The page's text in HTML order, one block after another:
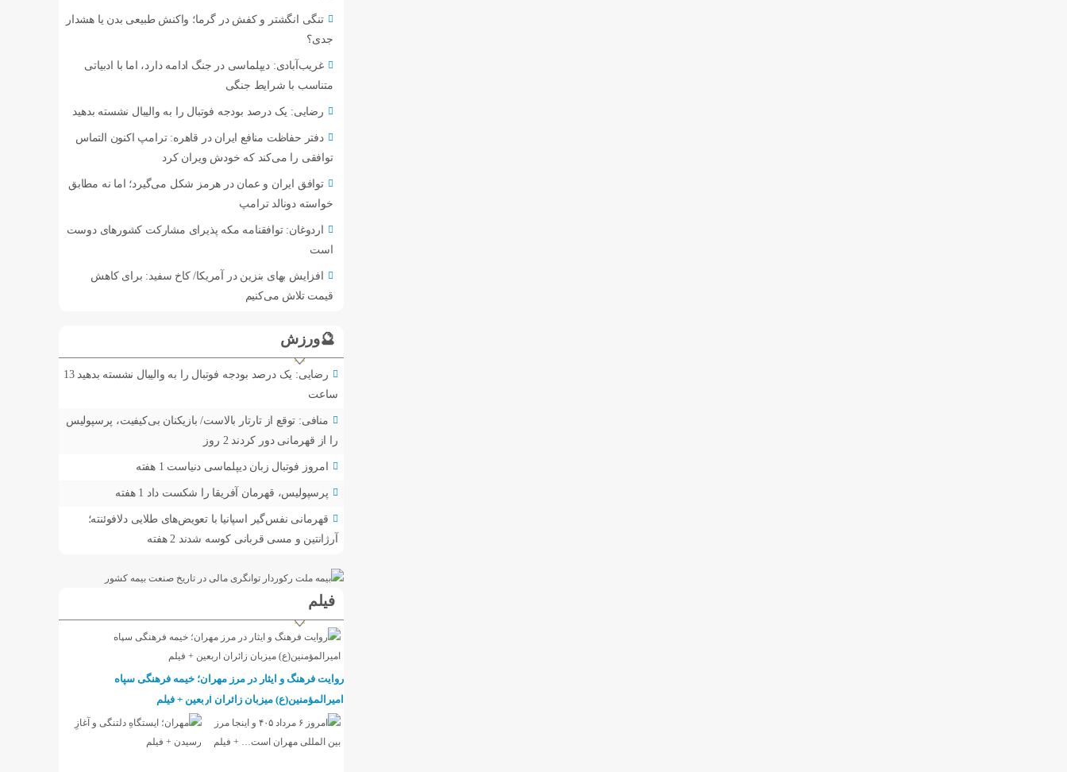
تنگی انگشتر و کفش در گرما؛ واکنش طبیعی بدن یا هشدار
جدی؟
غریب‌آبادی: دیپلماسی در جنگ ادامه دارد، اما با ادبیاتی
متناسب با شرایط جنگی
رضایی: یک درصد بودجه فوتبال را به والیبال نشسته بدهید
دفتر حفاظت منافع ایران در قاهره: ترامپ اکنون التماس
توافقی را می‌کند که خودش ویران کرد
توافق ایران و عمان در هرمز شکل می‌گیرد؛ اما نه مطابق
خواسته دونالد ترامپ
اردوغان: توافقنامه مکه پذیرای مشارکت کشورهای دوست
است
افزایش بهای بنزین در آمریکا/ کاخ سفید: برای کاهش
قیمت تلاش می‌کنیم
🔮ورزش
رضایی: یک درصد بودجه فوتبال را به والیبال نشسته بدهید 13
ساعت
منافی: توقع از تارتار بالاست/ بازیکنان بی‌کیفیت، پرسپولیس
را از قهرمانی دور کردند 2 روز
امروز فوتبال زبان دیپلماسی دنیاست 1 هفته
پرسپولیس، قهرمان آفریقا را شکست داد 1 هفته
قهرمانی نفس‌گیر اسپانیا با تعویض‌های طلایی دلافوئنته؛
آرژانتین و مسی قربانی کوسه شدند 2 هفته
فیلم
روایت فرهنگ و ایثار در مرز مهران؛ خیمه فرهنگی سپاه
امیرالمؤمنین(ع) میزبان زائران اربعین + فیلم